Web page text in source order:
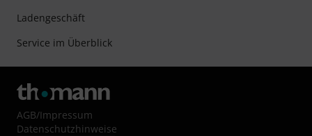
Ladengeschäft
Service im Überblick
AGB/Impressum
Datenschutzhinweise